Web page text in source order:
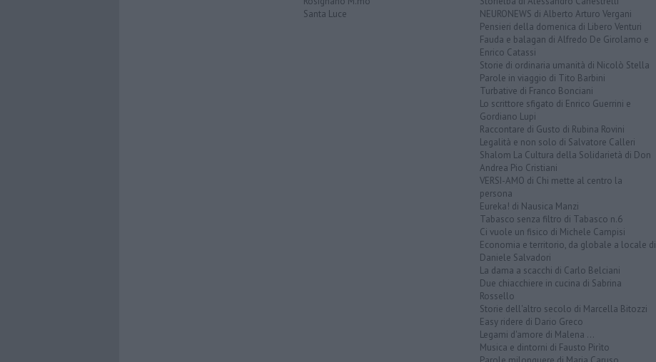
Santa Luce
NEURONEWS di Alberto Arturo Vergani
Pensieri della domenica di Libero Venturi
Fauda e balagan di Alfredo De Girolamo e
Enrico Catassi
Storie di ordinaria umanità di Nicolò Stella
Parole in viaggio di Tito Barbini
Turbative di Franco Bonciani
Lo scrittore sfigato di Enrico Guerrini e
Gordiano Lupi
Raccontare di Gusto di Rubina Rovini
Legalità e non solo di Salvatore Calleri
Shalom La Cultura della Solidarietà di Don
Andrea Pio Cristiani
VERSI-AMO di Chi mette al centro la
persona
Eureka! di Nausica Manzi
Tabasco senza filtro di Tabasco n.6
Ci vuole un fisico di Michele Campisi
Economia e territorio, da globale a locale di
Daniele Salvadori
La dama a scacchi di Carlo Belciani
Due chiacchiere in cucina di Sabrina
Rossello
Storie dell'altro secolo di Marcella Bitozzi
Easy ridere di Dario Greco
Legami d'amore di Malena ...
Musica e dintorni di Fausto Pirìto